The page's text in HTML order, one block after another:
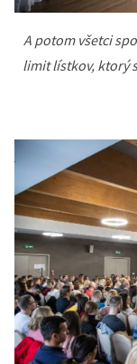
A potom všetci
limit lístkov, ktorý